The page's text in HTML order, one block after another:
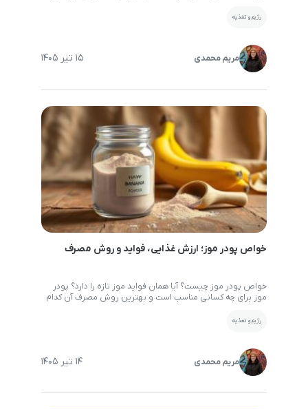
تصور بسیاری از افراد، سیاه شدن موز همیشه به معنای فاسد
رژیم و تغذیه
مریم محمدی 15 تیر 1405
خواص پودر موز؛ ارزش غذایی، فواید و روش مصرف
خواص پودر موز چیست؟ آیا همان فواید موز تازه را دارد؟ پودر
موز برای چه کسانی مناسب است و بهترین روش مصرف آن کدام
محبوب‌ترین میوه‌های جهان است، اما همه افراد امکان استفاده
رژیم و تغذیه
مریم محمدی 14 تیر 1405